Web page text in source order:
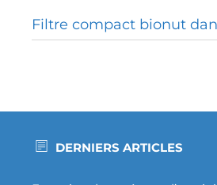
Filtre compact bionut
DERNIERS ARTICLES